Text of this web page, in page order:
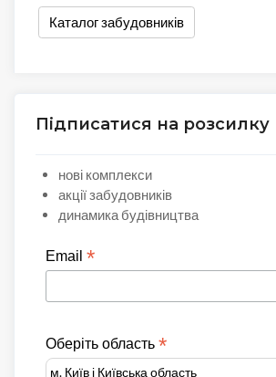
Каталог забудовників
Підписатися на розсилку
нові комплекси
акції забудовників
динамика будівництва
Email *
Оберіть область *